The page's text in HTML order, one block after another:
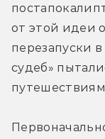
от этой идеи
перезапуски
судеб»